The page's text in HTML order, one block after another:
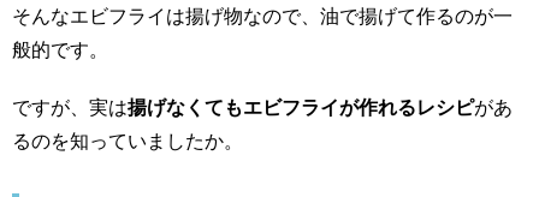
そんなエビフライは揚げ物なので、油で揚げて作るのが一
般的です。
ですが、実は揚げなくてもエビフライが作れるレシピがあ
るのを知っていましたか。